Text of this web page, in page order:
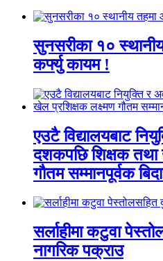
सुनसरीका १०
कर्फ्यु कायम !
एउटै विद्यालयबाट
दशकपछि शिक्षक तथा
गौतम सम्मानपूर्वक
सर्लाहीमा कटुवा
नागरिक पक्राउ